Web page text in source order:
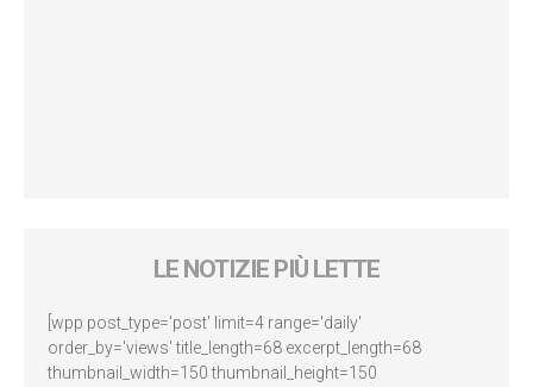
LE NOTIZIE PIÙ LETTE
[wpp post_type='post' limit=4 range='daily'
order_by='views' title_length=68 excerpt_length=68
thumbnail_width=150 thumbnail_height=150